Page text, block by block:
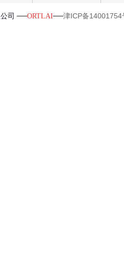
公司 ──ORTLAI──津ICP备14001754